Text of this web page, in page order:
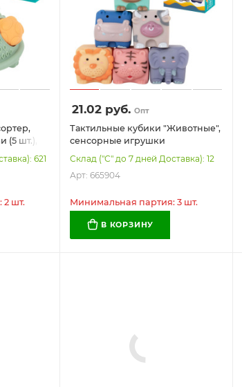
(5 шт.),
ЭКО,
621
2 шт.
21.02руб. Опт
Тактильные кубики "Животные",
сенсорные игрушки
развивающие, ЭКО, 6 штук,
BAMBOX BABY (БАМБОКС
БЭБИ), 665904
Склад ("С" до 7 дней Доставка): 12
Арт: 665904
Минимальная партия: 3 шт.
В КОРЗИНУ